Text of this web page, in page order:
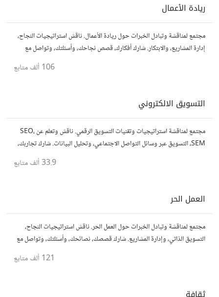
ريادة الأعمال
مجتمع لمناقشة وتبادل الخبرات حول ريادة الأعمال. ناقش استراتيجيات النجاح،
إدارة المشاريع، والابتكار. شارك أفكارك، قصص نجاحك، وأسئلتك، وتواصل مع
106 ألف متابع
التسويق الالكتروني
مجتمع لمناقشة استراتيجيات وتقنيات التسويق الرقمي. ناقش وتعلم عن SEO،
SEM، التسويق عبر وسائل التواصل الاجتماعي، وتحليل البيانات. شارك تجاربك،
33.9 ألف متابع
العمل الحر
مجتمع لمناقشة وتبادل الخبرات حول العمل الحر. ناقش استراتيجيات النجاح،
التسويق الذاتي، وإدارة المشاريع. شارك قصصك، نصائحك، وأسئلتك، وتواصل مع
121 ألف متابع